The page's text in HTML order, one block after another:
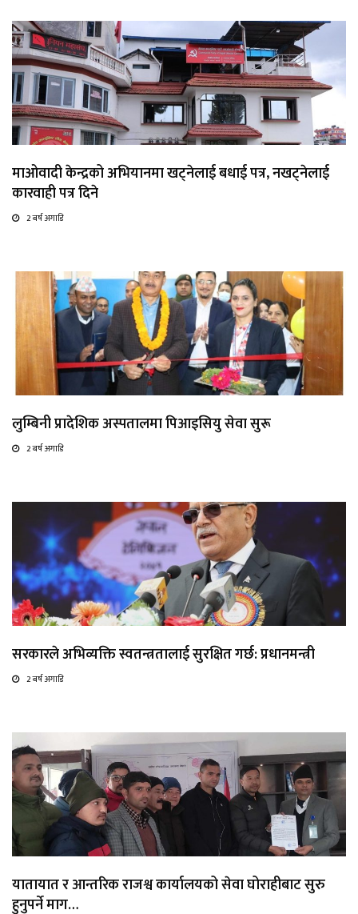
माओवादी केन्द्रको अभियानमा खट्नेलाई बधाई पत्र, नखट्नेलाई
कारवाही पत्र दिने
2 बर्ष अगाडि
लुम्बिनी प्रादेशिक अस्पतालमा पिआइसियु सेवा सुरू
2 बर्ष अगाडि
सरकारले अभिव्यक्ति स्वतन्त्रतालाई सुरक्षित गर्छ: प्रधानमन्त्री
2 बर्ष अगाडि
यातायात र आन्तरिक राजश्व कार्यालयको सेवा घोराहीबाट सुरु
हुनुपर्ने माग…